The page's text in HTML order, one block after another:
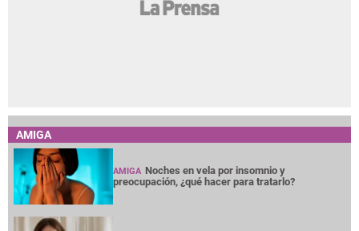
AMIGA
AMIGA Noches en vela por insomnio y
preocupación, ¿qué hacer para tratarlo?